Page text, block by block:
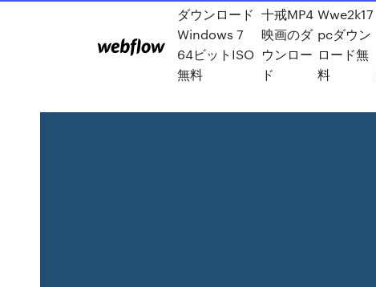
ダウンロード
Windows 7
64ビットISO
無料
十戒MP4
映画のダ
ウンロー
ド
Wwe2k17
pcダウン
ロード無
料